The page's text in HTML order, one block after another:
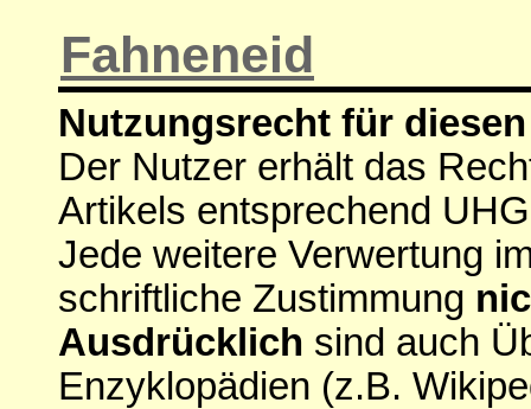
Fahneneid
Nutzungsrecht für
Der Nutzer erhält das
Artikels entsprechend
Jede weitere Verwertung
schriftliche Zustimmung
Ausdrücklich sind auch
Enzyklopädien (z.B.